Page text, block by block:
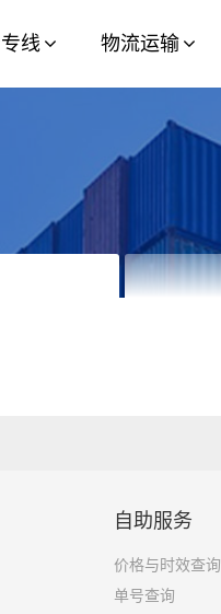
线 物流运输
自助服务
价格与时效查询
单号查询